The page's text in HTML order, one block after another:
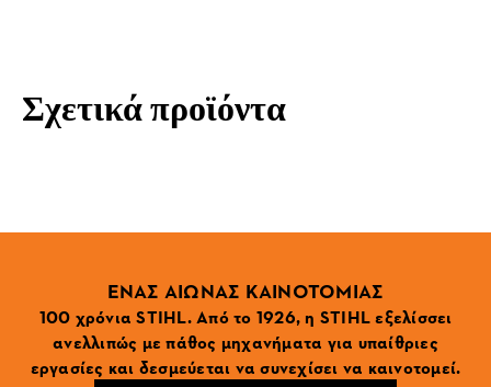
Σχετικά προϊόντα
ΕΝΑΣ ΑΙΩΝΑΣ ΚΑΙΝΟΤΟΜΙΑΣ
100 χρόνια STIHL. Από το 1926, η STIHL εξελίσσει
ανελλιπώς με πάθος μηχανήματα για υπαίθριες
εργασίες και δεσμεύεται να συνεχίσει να καινοτομεί.